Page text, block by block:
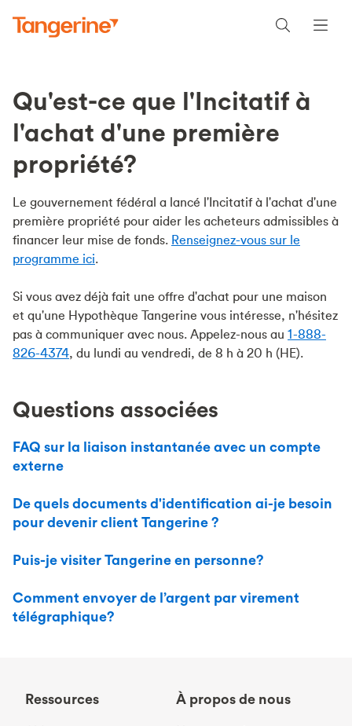
Qu'est-ce que l'Incitatif à
l'achat d'une première
propriété?
Le gouvernement fédéral a lancé l'Incitatif à l'achat d'une
première propriété pour aider les acheteurs admissibles à
financer leur mise de fonds. Renseignez-vous sur le
programme ici.
Si vous avez déjà fait une offre d'achat pour une maison
et qu'une Hypothèque Tangerine vous intéresse, n'hésitez
pas à communiquer avec nous. Appelez-nous au 1-888-
826-4374, du lundi au vendredi, de 8 h à 20 h (HE).
Questions associées
FAQ sur la liaison instantanée avec un compte
externe
De quels documents d'identification ai-je besoin
pour devenir client Tangerine ?
Puis-je visiter Tangerine en personne?
Comment envoyer de l’argent par virement
télégraphique?
Ressources À propos de nous